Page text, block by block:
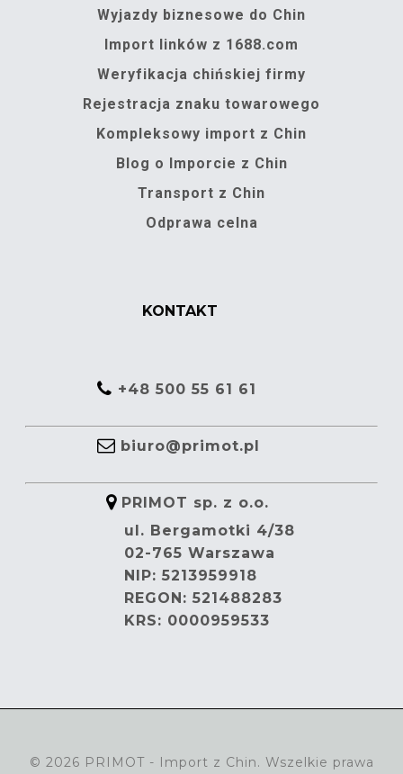
Wyjazdy biznesowe do Chin
Import linków z 1688.com
Weryfikacja chińskiej firmy
Rejestracja znaku towarowego
Kompleksowy import z Chin
Blog o Imporcie z Chin
Transport z Chin
Odprawa celna
KONTAKT
+48 500 55 61 61
biuro@primot.pl
PRIMOT sp. z o.o.
ul. Bergamotki 4/38
02-765 Warszawa
NIP: 5213959918
REGON: 521488283
KRS: 0000959533
© 2026 PRIMOT - Import z Chin. Wszelkie prawa